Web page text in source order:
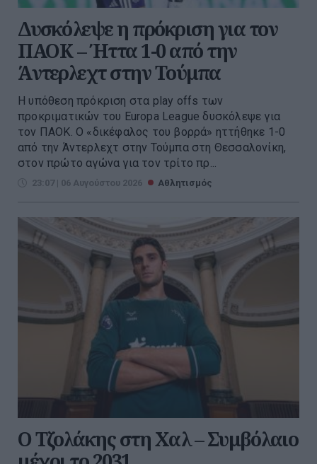
Δυσκόλεψε η πρόκριση για τον
ΠΑΟΚ – Ήττα 1-0 από την
Άντερλεχτ στην Τούμπα
Η υπόθεση πρόκριση στα play offs των
προκριματικών του Europa League δυσκόλεψε για
τον ΠΑΟΚ. Ο «δικέφαλος του βορρά» ηττήθηκε 1-0
από την Άντερλεχτ στην Τούμπα στη Θεσσαλονίκη,
στον πρώτο αγώνα για τον τρίτο πρ...
23:07 | 06 Αυγούστου 2026 Αθλητισμός
Ο Τζολάκης στη Χαλ – Συμβόλαιο